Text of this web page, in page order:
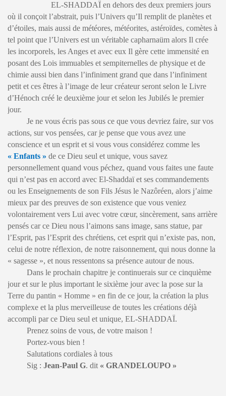
EL-SHADDAÏ en dehors des deux premiers jours
où il conçoit l’abstrait, puis l’Univers qu’Il remplit de planètes et
d’étoiles, mais aussi de météores, météorites, astéroïdes, comètes à
tel point que l’Univers est un véritable capharnaüm alors Il crée
les incorporels, les Anges et avec eux Il gère cette immensité en
posant des Lois immuables et sempiternelles de physique et de
chimie aussi bien dans l’infiniment grand que dans l’infiniment
petit et ces êtres à l’image de leur créateur seront selon le Livre
d’Hénoch créé le deuxième jour et selon les Jubilés le premier
jour.
Je ne vous écris pas sous ce que vous devriez faire, sur vos
actions, sur vos pensées, car je pense que vous avez une
conscience et un esprit et si vous vous considérez comme les
« Enfants » de ce Dieu seul et unique, vous savez
personnellement quand vous péchez, quand vous faites une faute
qui n’est pas en accord avec El-Shaddaï et ses commandements
ou les Enseignements de son Fils Jésus le Nazôréen, alors j’aime
mieux par des preuves de son existence que vous veniez
volontairement vers Lui avec votre cœur, sincèrement, sans arrière
pensés car ce Dieu nous l’aimons sans image, sans statue, par
l’Esprit, pas l’Esprit des chrétiens, cet esprit qui n’existe pas, non,
celui de notre réflexion, de notre raisonnement, qui nous donne la
« sagesse », et nous ressentons sa présence autour de nous.
Dans le prochain chapitre je continuerais sur ce cinquième
jour et sur le plus important le sixième jour avec la pose sur la
Terre du pantin « Homme » en fin de ce jour, la création la plus
complexe et la plus merveilleuse de toutes les créations déjà
accompli par ce Dieu seul et unique, EL-SHADDAÏ.
Prenez soins de vous, de votre maison !
Portez-vous bien !
Salutations cordiales à tous
Sig : Jean-Paul G. dit « GRANDELOUPO »